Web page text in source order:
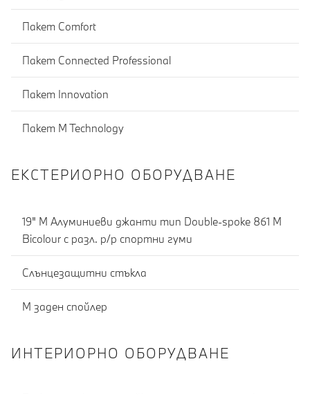
Пакет Comfort
Пакет Connected Professional
Пакет Innovation
Пакет M Technology
ЕКСТЕРИОРНО ОБОРУДВАНЕ
19" M Алуминиеви джанти тип Double-spoke 861 M
Bicolour с разл. р/р спортни гуми
Слънцезащитни стъкла
М заден спойлер
ИНТЕРИОРНО ОБОРУДВАНЕ